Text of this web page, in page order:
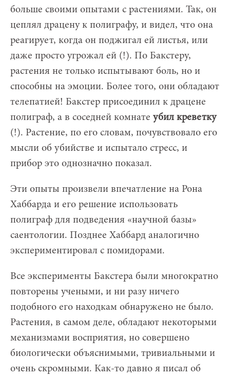
больше своими опытами с растениями. Так, он
цеплял драцену к полиграфу, и видел, что она
реагирует, когда он поджигал ей листья, или
даже просто угрожал ей (!). По Бакстеру,
растения не только испытывают боль, но и
способны на эмоции. Более того, они обладают
телепатией! Бакстер присоединил к драцене
полиграф, а в соседней комнате убил креветку
(!). Растение, по его словам, почувствовало его
мысли об убийстве и испытало стресс, и
прибор это однозначно показал.
Эти опыты произвели впечатление на Рона
Хаббарда и его решение использовать
полиграф для подведения «научной базы»
саентологии. Позднее Хаббард аналогично
экспериментировал с помидорами.
Все эксперименты Бакстера были многократно
повторены учеными, и ни разу ничего
подобного его находкам обнаружено не было.
Растения, в самом деле, обладают некоторыми
механизмами восприятия, но совершено
биологически объяснимыми, тривиальными и
очень скромными. Как-то давно я писал об